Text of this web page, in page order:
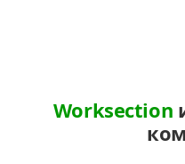
Worksection